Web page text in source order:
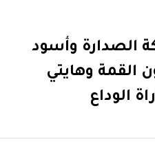
الصدارة وأسود
القمة وهايتي
الوداع